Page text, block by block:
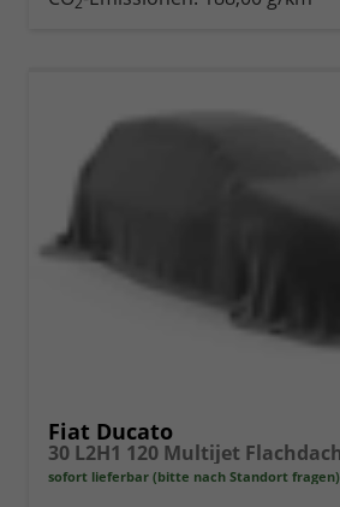
Fiat Ducato
sofort lieferbar (bitte nach Standort fragen)